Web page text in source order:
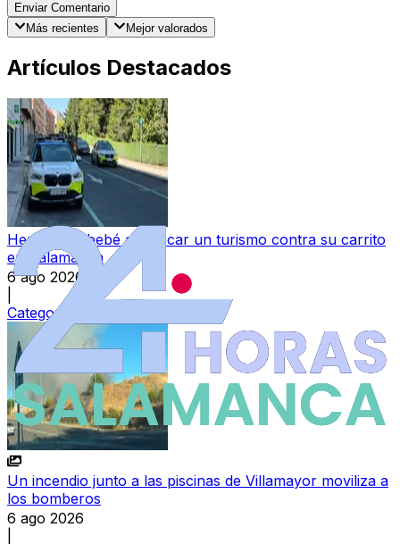
Enviar Comentario
Más recientes
Mejor valorados
Artículos Destacados
Herida una bebé al chocar un turismo contra su carrito
en Salamanca
6 ago 2026
Categoría:
Un incendio junto a las piscinas de Villamayor moviliza a
los bomberos
6 ago 2026